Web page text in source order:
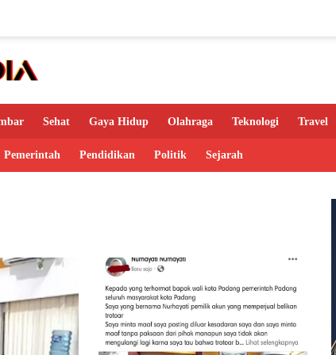
Sehat Gaya Hidup Olahraga Teknologi Travel
Pemerintah Pendidikan Politik Sejarah